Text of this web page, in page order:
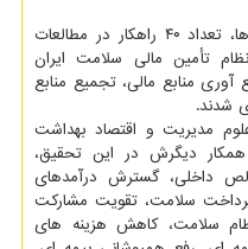
بر مبنای نتایج حاصل از این بررسی ها، تعداد ۴۰ راهکار در مطالعات
تأمین مالی سلامت ایران
منابع مالی، تجمیع منابع
شدند.
مدیریت و اقتصاد بهداشت
دیگرش در این تحقیق،
داخلی، گسترش درآمدهای
سلامت، تقویت مشارکت
سلامت، کاهش هزینه های